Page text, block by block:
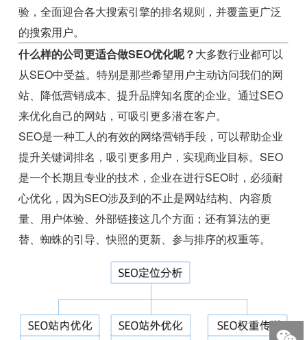
验，全面迎合各大搜索引擎的排名规则，并覆盖更广泛
的搜索用户。
什么样的公司更适合做SEO优化呢？大多数行业都可以
从SEO中受益。特别是那些希望用户主动访问我们的网
站、降低营销成本、提升品牌知名度的企业。通过SEO
来优化自己的网站，可吸引更多潜在客户。
SEO是一种工人的有效的网络营销手段，可以帮助企业
提升关键词排名，吸引更多用户，实现商业目标。SEO
是一个长期且专业的技术，企业在进行SEO时，必须耐
心优化，因为SEO涉及到的不止是网站结构、内容质
量、用户体验、外部链接这几个方面；还有算法的更
替、蜘蛛的引导、快照的更新、参与排序的权重等。